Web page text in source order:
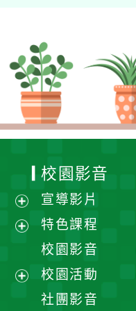
展
單
選
校園影音
宣導影片
特色課程
校園影音
校園活動
社團影音